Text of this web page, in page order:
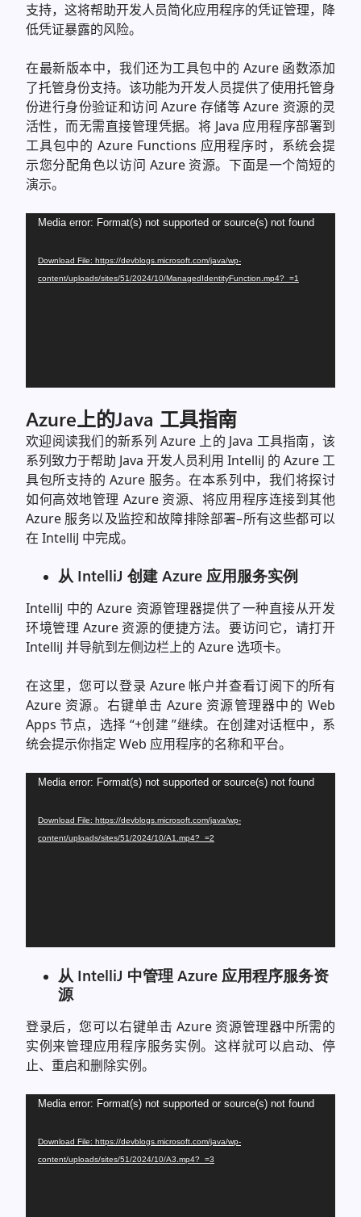
支持，这将帮助开发人员简化应用程序的凭证管理，降
低凭证暴露的风险。
在最新版本中，我们还为工具包中的 Azure 函数添加
了托管身份支持。该功能为开发人员提供了使用托管身
份进行身份验证和访问 Azure 存储等 Azure 资源的灵
活性，而无需直接管理凭据。将 Java 应用程序部署到
工具包中的 Azure Functions 应用程序时，系统会提
示您分配角色以访问 Azure 资源。下面是一个简短的
演示。
Video
Media error: Format(s) not supported or source(s) not found
Download File: https://devblogs.microsoft.com/java/wp-
content/uploads/sites/51/2024/10/ManagedIdentityFunction.mp4?_=1
Azure上的Java 工具指南
欢迎阅读我们的新系列 Azure 上的 Java 工具指南，该
系列致力于帮助 Java 开发人员利用 IntelliJ 的 Azure 工
具包所支持的 Azure 服务。在本系列中，我们将探讨
如何高效地管理 Azure 资源、将应用程序连接到其他
Azure 服务以及监控和故障排除部署–所有这些都可以
在 IntelliJ 中完成。
从 IntelliJ 创建 Azure 应用服务实例
IntelliJ 中的 Azure 资源管理器提供了一种直接从开发
环境管理 Azure 资源的便捷方法。要访问它，请打开
IntelliJ 并导航到左侧边栏上的 Azure 选项卡。
在这里，您可以登录 Azure 帐户并查看订阅下的所有
Azure 资源。右键单击 Azure 资源管理器中的 Web
Apps 节点，选择 “+创建 ”继续。在创建对话框中，系
统会提示你指定 Web 应用程序的名称和平台。
Video
Media error: Format(s) not supported or source(s) not found
Download File: https://devblogs.microsoft.com/java/wp-
content/uploads/sites/51/2024/10/A1.mp4?_=2
从 IntelliJ 中管理 Azure 应用程序服务资
源
登录后，您可以右键单击 Azure 资源管理器中所需的
实例来管理应用程序服务实例。这样就可以启动、停
止、重启和删除实例。
Video
Media error: Format(s) not supported or source(s) not found
Download File: https://devblogs.microsoft.com/java/wp-
content/uploads/sites/51/2024/10/A3.mp4?_=3